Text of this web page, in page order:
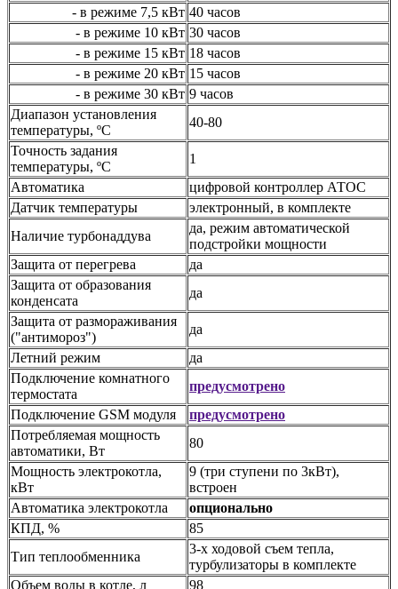
- в режиме 7,5 кВт 40 часов
- в режиме 10 кВт 30 часов
- в режиме 15 кВт 18 часов
- в режиме 20 кВт 15 часов
- в режиме 30 кВт 9 часов
Диапазон установления
температуры, ºС
40-80
Точность задания
температуры, ºС
1
Автоматика
цифровой контроллер АТОС
Датчик температуры
электронный, в комплекте
Наличие турбонаддува
да, режим автоматической
подстройки мощности
Защита от перегрева
да
Защита от образования
конденсата
да
Защита от размораживания
("антимороз")
да
Летний режим
да
Подключение комнатного
термостата
предусмотрено
Подключение GSM модуля
предусмотрено
Потребляемая мощность
автоматики, Вт
80
Мощность электрокотла,
кВт
9 (три ступени по 3кВт),
встроен
Автоматика электрокотла
опционально
КПД, %
85
Тип теплообменника
3-х ходовой съем тепла,
турбулизаторы в комплекте
Объем воды в котле, л
98